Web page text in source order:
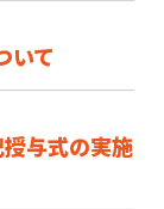
いて
与式の実施